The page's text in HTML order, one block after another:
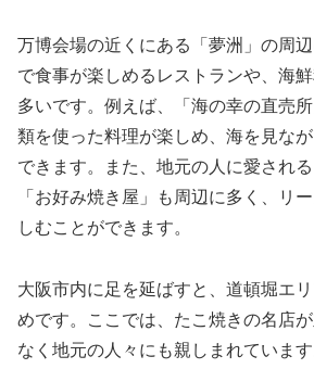
万博会場の近くにある「夢洲」の周
で食事が楽しめるレストランや、海
多いです。例えば、「海の幸の直売
類を使った料理が楽しめ、海を見な
できます。また、地元の人に愛され
「お好み焼き屋」も周辺に多く、リ
しむことができます。
大阪市内に足を延ばすと、道頓堀エ
めです。ここでは、たこ焼きの名店
なく地元の人々にも親しまれていま